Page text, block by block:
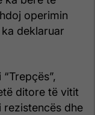
operimin
deklaruar
ditore të vitit
rezistencës dhe